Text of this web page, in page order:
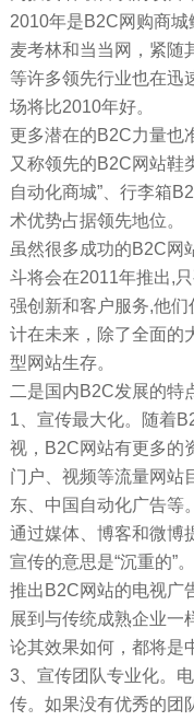
2010年是B2C网购商
麦考林和当当网，紧随
等许多领先行业也在迅
场将比2010年好。
更多潜在的B2C力量也
又称领先的B2C网站鞋
自动化商城”、行李箱
术优势占据领先地位。
虽然很多成功的B2C网
斗将会在2011年推出,
强创新和客户服务,他
计在未来，除了全面的
型网站生存。
二是国内B2C发展的特
1、宣传最大化。随着
视，B2C网站有更多的
门户、视频等流量网站
东、中国自动化广告等
通过媒体、博客和微博
宣传的意思是“沉重的”
推出B2C网站的电视广
展到与传统成熟企业一
论其效果如何，都将是
3、宣传团队专业化。
传。如果没有优秀的团